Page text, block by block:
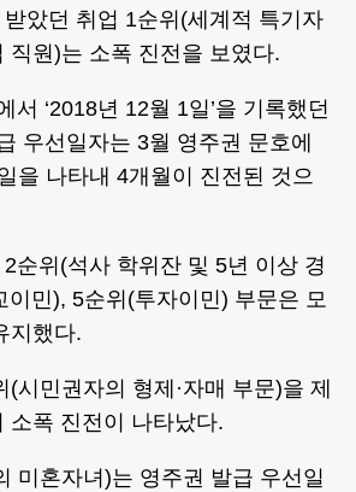
았던 취업 1순위(세계적 특기자
직원)는 소폭 진전을 보였다.
서 ‘2018년 12월 1일’을 기록했던
우선일자는 3월 영주권 문호에
을 나타내 4개월이 진전된 것으
순위(석사 학위잔 및 5년 이상 경
이민), 5순위(투자이민) 부문은 모
지했다.
시민권자의 형제·자매 부문)을 제
소폭 진전이 나타났다.
미혼자녀)는 영주권 발급 우선일